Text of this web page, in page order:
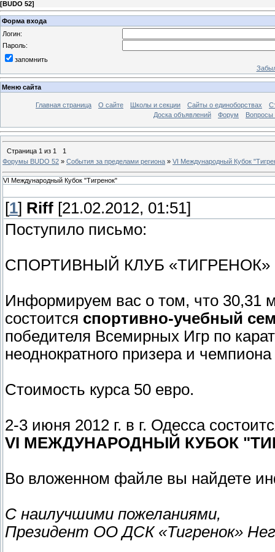
[BUDO 52]
Форма входа
Логин:
Пароль:
запомнить
Меню сайта
Главная страница О сайте Школы и секции Сайты о единоборствах
Доска объявлений
Форум Вопросы
Страница 1 из 1
1
Форумы BUDO 52 » События за пределами региона » VI Международный Кубок
VI Международный Кубок "Тигренок"
[1] Riff [21.02.2012, 01:51]
Поступило письмо:
СПОРТИВНЫЙ КЛУБ «ТИГРЕНОК»
Информируем вас о том, что 30,31
состоится спортивно-учебный
победителя Всемирных Игр по
неоднократного призера и
Стоимость курса 50 евро.
2-3 июня 2012 г. в г. Одесса
VI МЕЖДУНАРОДНЫЙ КУБОК
Во вложенном файле вы найдете
С наилучшими пожеланиями,
Президент ОО ДСК «Тигренок»